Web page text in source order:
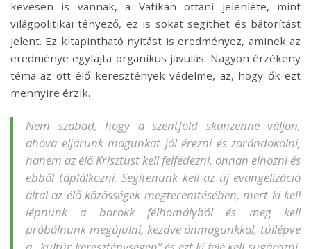
kevesen is vannak, a Vatikán ottani jelenléte, mint
világpolitikai tényező, ez is sokat segíthet és bátorítást
jelent. Ez kitapintható nyitást is eredményez, aminek az
eredménye egyfajta organikus javulás. Nagyon érzékeny
téma az ott élő keresztények védelme, az, hogy ők ezt
mennyire érzik.
Nem szabad, hogy a szentföld skanzenné váljon,
ahova eljárunk magunkat jól érezni és zarándokolni,
hanem az élő Krisztust kell felfedezni, onnan elhozni és
ebből táplálkozni. Segítenünk kell az új evangelizáció
által az élő közösségek megteremtésében, mert ki kell
lépnünk a barokk félhomályból és meg kell
próbálnunk megújulni, kezdve önmagunkkal, túllépve